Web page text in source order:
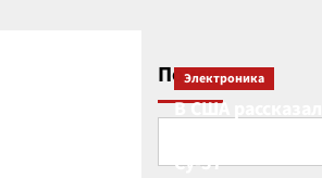
Поиск
Электроника
В США рассказали
Су-57